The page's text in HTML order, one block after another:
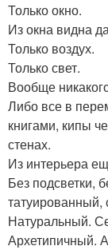
Только окно.
Из окна видна
Только воздух.
Только свет.
Вообще
Либо все в
книгами, кипы
стенах.
Из интерьера
Без подсветки,
Натуральный.
Архетипичный.